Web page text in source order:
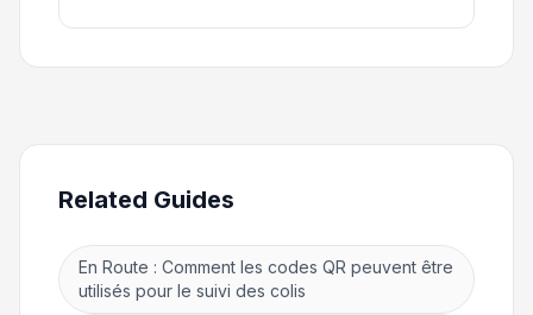
Related Guides
En Route : Comment les codes QR peuvent être
utilisés pour le suivi des colis